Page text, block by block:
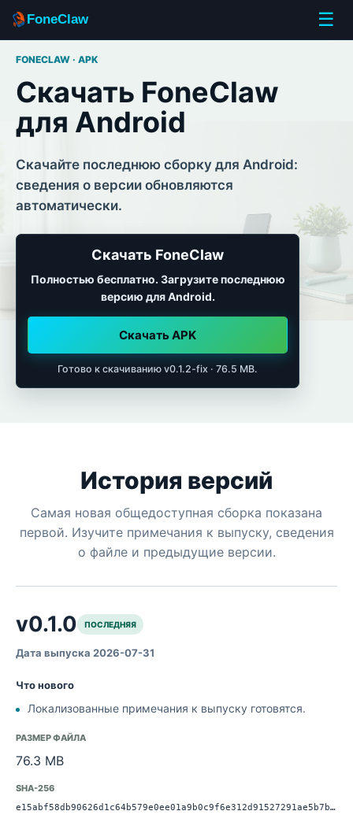
FoneClaw ☰
FONECLAW · APK
Скачать FoneClaw
для Android
Скачайте последнюю сборку для Android:
сведения о версии обновляются
автоматически.
Скачать FoneClaw
Полностью бесплатно. Загрузите последнюю
версию для Android.
Скачать APK
Готово к скачиванию v0.1.2-fix · 76.5 MB.
История версий
Самая новая общедоступная сборка показана
первой. Изучите примечания к выпуску, сведения
о файле и предыдущие версии.
v0.1.0 ПОСЛЕДНЯЯ
Дата выпуска 2026-07-31
Что нового
Локализованные примечания к выпуску готовятся.
РАЗМЕР ФАЙЛА
76.3 MB
SHA-256
e15abf58db90626d1c64b579e0ee01a9b0c9f6e312d91527291ae5b7bac9c01e